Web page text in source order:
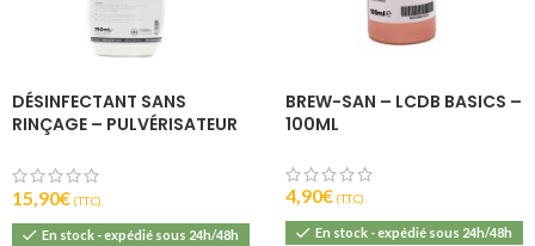
DÉSINFECTANT SANS
RINÇAGE – PULVÉRISATEUR
15,90€ (T.T.C).
En stock - expédié sous 24h/48h
BREW-SAN – LCDB BASICS –
100ML
4,90€ (T.T.C).
En stock - expédié sous 24h/48h